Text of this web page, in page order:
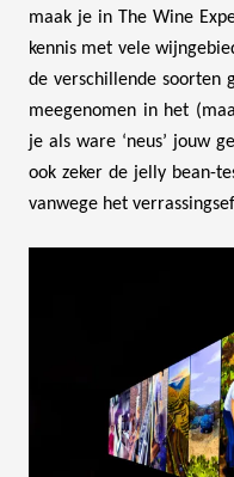
maak je in The Wine
kennis met vele
de verschillende soorten
meegenomen in het
je als ware ‘neus’ jouw
ook zeker de jelly bean-
vanwege het